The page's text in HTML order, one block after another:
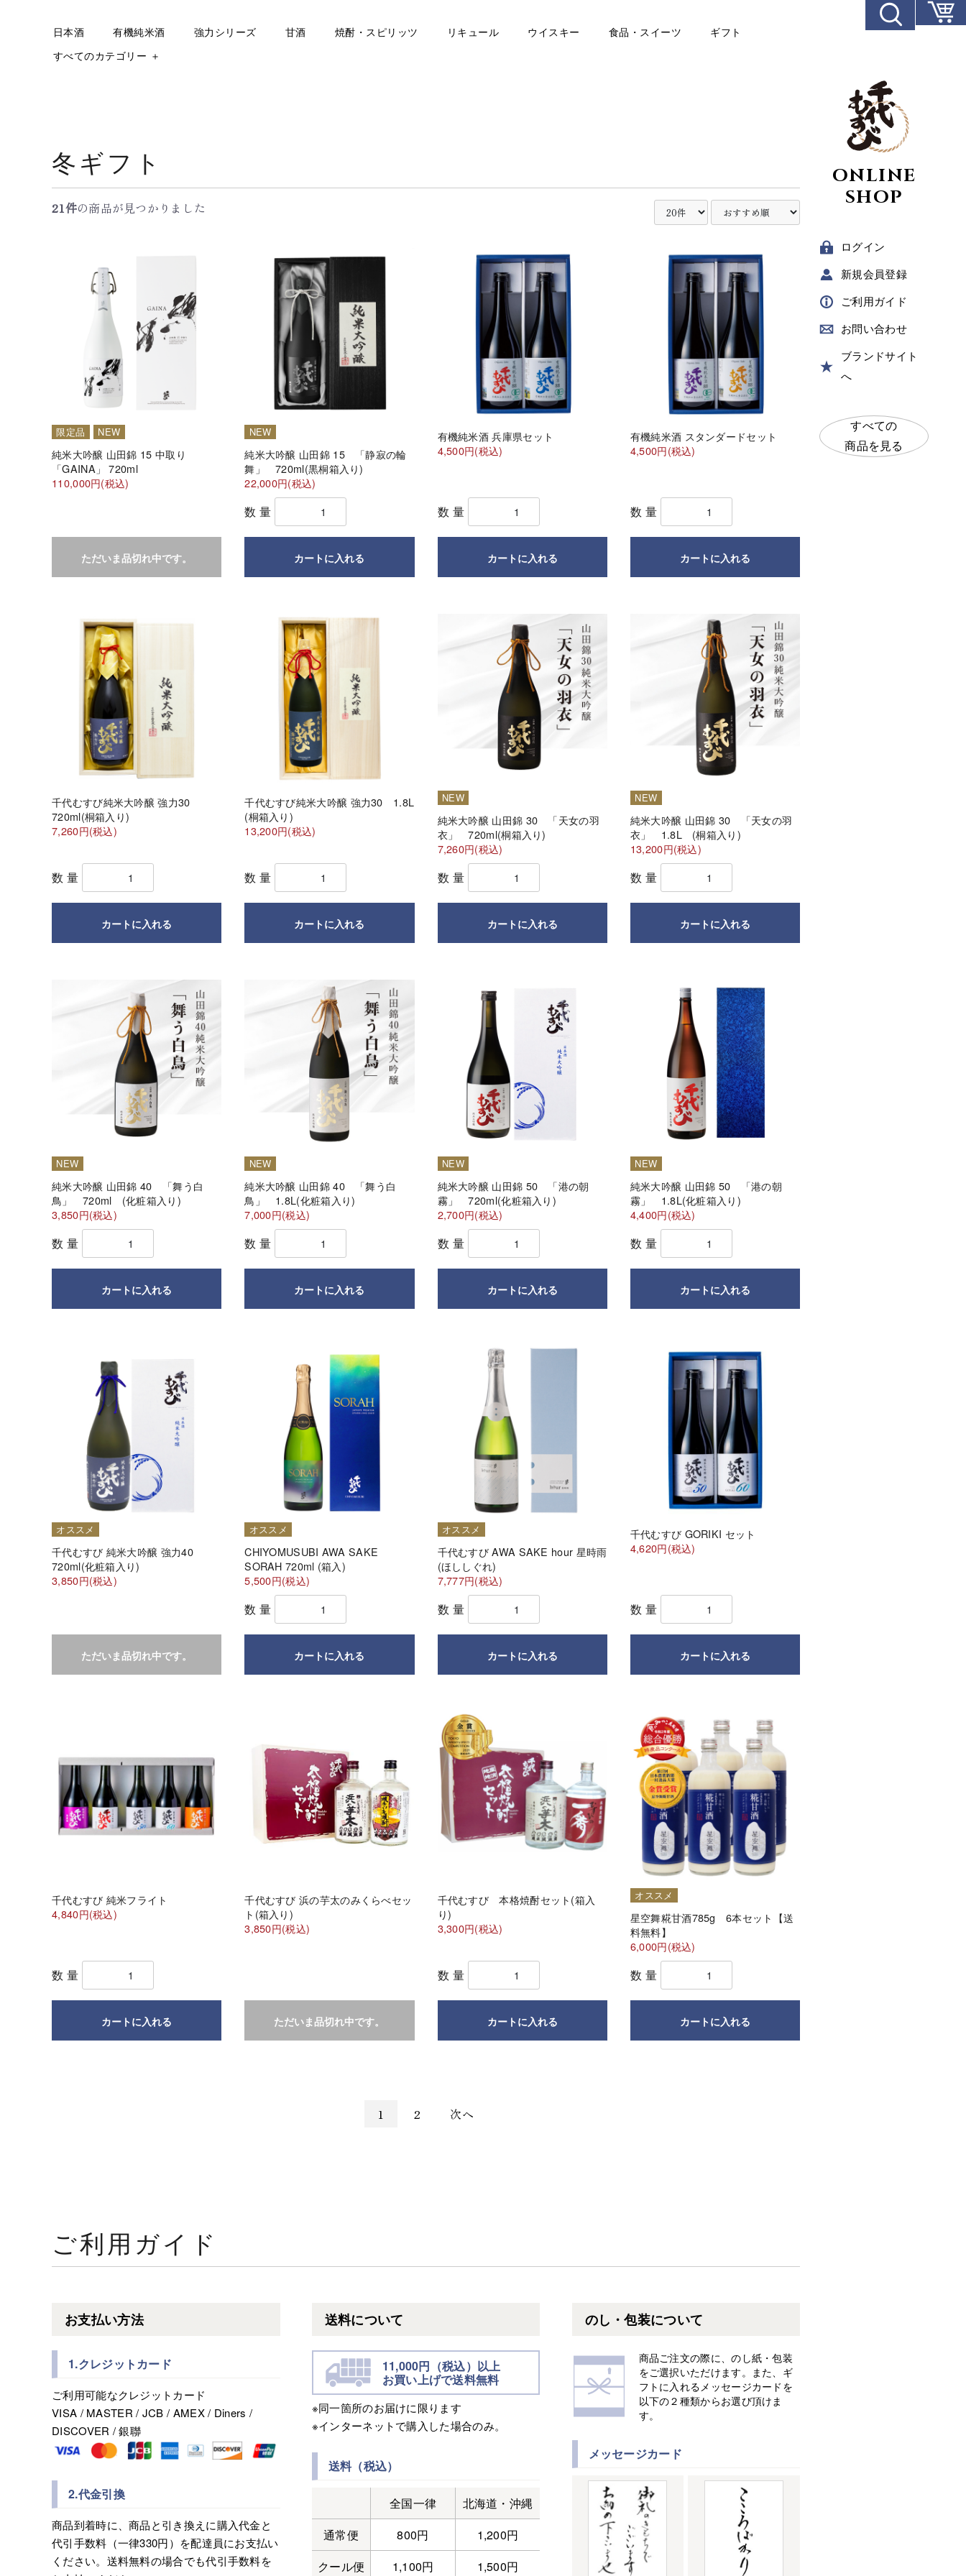
日本酒 有機純米酒 強力シリーズ 甘酒 焼酎・スピリッツ リキュール ウイスキー 食品・スイーツ ギフト
すべてのカテゴリー ＋
ONLINE
SHOP
ログイン
新規会員登録
ご利用ガイド
お問い合わせ
ブランドサイト
へ
すべての
商品を見る
冬ギフト
21件の商品が見つかりました
限定品 NEW
純米大吟醸 山田錦 15 中取り
「GAINA」 720ml
110,000円(税込)
ただいま品切れ中です。
NEW
純米大吟醸 山田錦 15 「静寂の輪
舞」 720ml(黒桐箱入り)
22,000円(税込)
数量
カートに入れる
有機純米酒 兵庫県セット
4,500円(税込)
数量
カートに入れる
有機純米酒 スタンダードセット
4,500円(税込)
数量
カートに入れる
千代むすび純米大吟醸 強力30
720ml(桐箱入り)
7,260円(税込)
数量
カートに入れる
千代むすび純米大吟醸 強力30 1.8L
(桐箱入り)
13,200円(税込)
数量
カートに入れる
NEW
純米大吟醸 山田錦 30 「天女の羽
衣」 720ml(桐箱入り)
7,260円(税込)
数量
カートに入れる
NEW
純米大吟醸 山田錦 30 「天女の羽
衣」 1.8L (桐箱入り)
13,200円(税込)
数量
カートに入れる
NEW
純米大吟醸 山田錦 40 「舞う白
鳥」 720ml (化粧箱入り)
3,850円(税込)
数量
カートに入れる
NEW
純米大吟醸 山田錦 40 「舞う白
鳥」 1.8L(化粧箱入り)
7,000円(税込)
数量
カートに入れる
NEW
純米大吟醸 山田錦 50 「港の朝
霧」 720ml(化粧箱入り)
2,700円(税込)
数量
カートに入れる
NEW
純米大吟醸 山田錦 50 「港の朝
霧」 1.8L(化粧箱入り)
4,400円(税込)
数量
カートに入れる
オススメ
千代むすび 純米大吟醸 強力40
720ml(化粧箱入り)
3,850円(税込)
ただいま品切れ中です。
オススメ
CHIYOMUSUBI AWA SAKE
SORAH 720ml (箱入)
5,500円(税込)
数量
カートに入れる
オススメ
千代むすび AWA SAKE hour 星時雨
(ほししぐれ)
7,777円(税込)
数量
カートに入れる
千代むすび GORIKI セット
4,620円(税込)
数量
カートに入れる
千代むすび 純米フライト
4,840円(税込)
数量
カートに入れる
千代むすび 浜の芋太のみくらべセッ
ト(箱入り)
3,850円(税込)
ただいま品切れ中です。
千代むすび 本格焼酎セット(箱入
り)
3,300円(税込)
数量
カートに入れる
オススメ
星空舞糀甘酒785g 6本セット【送
料無料】
6,000円(税込)
数量
カートに入れる
1 2 次へ
ご利用ガイド
お支払い方法
1.クレジットカード
ご利用可能なクレジットカード
VISA / MASTER / JCB / AMEX / Diners /
DISCOVER / 銀聯
2.代金引換
商品到着時に、商品と引き換えに購入代金と
代引手数料（一律330円）を配達員にお支払い
ください。送料無料の場合でも代引手数料を
送料について
11,000円（税込）以上
お買い上げで送料無料
※同一箇所のお届けに限ります
※インターネットで購入した場合のみ。
送料（税込）
全国一律
北海道・沖縄
通常便
800円
1,200円
クール便
1,100円 1,500円
のし・包装について
商品ご注文の際に、のし紙・包装
をご選択いただけます。また、ギ
フトに入れるメッセージカードを
以下の２種類からお選び頂けま
す。
メッセージカード